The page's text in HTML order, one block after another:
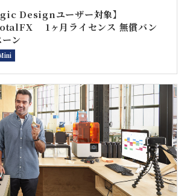
Designユーザー対象】
1ヶ月ライセンス 無償バン
ン